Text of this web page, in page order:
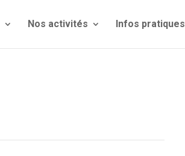
Nos activités Infos pratiques